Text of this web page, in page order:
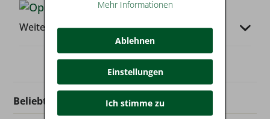
Weitere Infos
Beliebt in dieser Kategorie
Mehr Informationen
Ablehnen
Einstellungen
Ich stimme zu